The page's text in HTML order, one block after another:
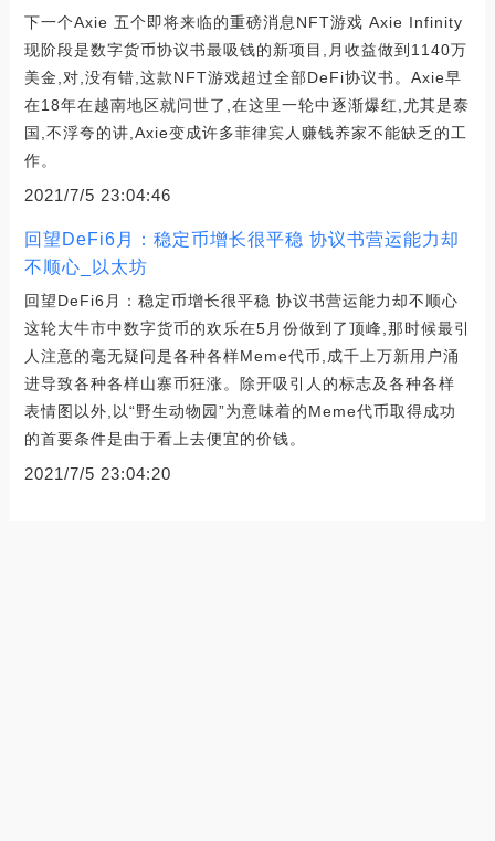
下一个Axie 五个即将来临的重磅消息NFT游戏 Axie Infinity
现阶段是数字货币协议书最吸钱的新项目,月收益做到1140万
美金,对,没有错,这款NFT游戏超过全部DeFi协议书。Axie早
在18年在越南地区就问世了,在这里一轮中逐渐爆红,尤其是泰
国,不浮夸的讲,Axie变成许多菲律宾人赚钱养家不能缺乏的工
作。
2021/7/5 23:04:46
回望DeFi6月：稳定币增长很平稳 协议书营运能力却
不顺心_以太坊
回望DeFi6月：稳定币增长很平稳 协议书营运能力却不顺心
这轮大牛市中数字货币的欢乐在5月份做到了顶峰,那时候最引
人注意的毫无疑问是各种各样Meme代币,成千上万新用户涌
进导致各种各样山寨币狂涨。除开吸引人的标志及各种各样
表情图以外,以“野生动物园”为意味着的Meme代币取得成功
的首要条件是由于看上去便宜的价钱。
2021/7/5 23:04:20